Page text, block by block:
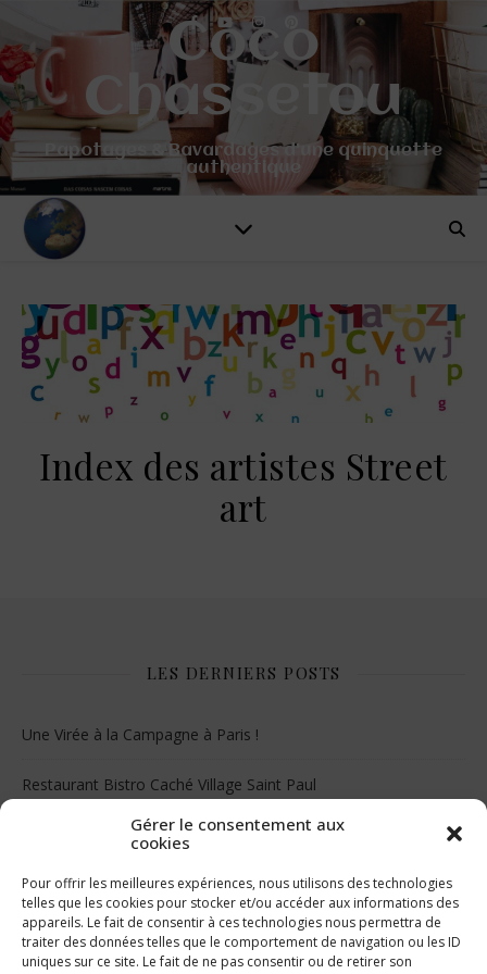
Gérer le consentement aux
cookies
Pour offrir les meilleures expériences, nous utilisons des technologies
telles que les cookies pour stocker et/ou accéder aux informations des
appareils. Le fait de consentir à ces technologies nous permettra de
traiter des données telles que le comportement de navigation ou les ID
uniques sur ce site. Le fait de ne pas consentir ou de retirer son
Coco
Chassetou
Papotages & Bavardages d'une quinquette
authentique
Index des artistes Street
art
LES DERNIERS POSTS
Une Virée à la Campagne à Paris !
Restaurant Bistro Caché Village Saint Paul
Le musée Juif de Floride